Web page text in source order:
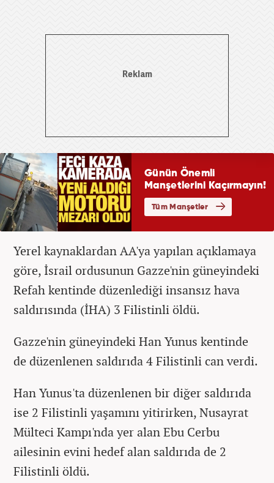
Yerel kaynaklardan AA'ya yapılan açıklamaya
göre, İsrail ordusunun Gazze'nin güneyindeki
Refah kentinde düzenlediği insansız hava
saldırısında (İHA) 3 Filistinli öldü.
Gazze'nin güneyindeki Han Yunus kentinde
de düzenlenen saldırıda 4 Filistinli can verdi.
Han Yunus'ta düzenlenen bir diğer saldırıda
ise 2 Filistinli yaşamını yitirirken, Nusayrat
Mülteci Kampı'nda yer alan Ebu Cerbu
ailesinin evini hedef alan saldırıda de 2
Filistinli öldü.